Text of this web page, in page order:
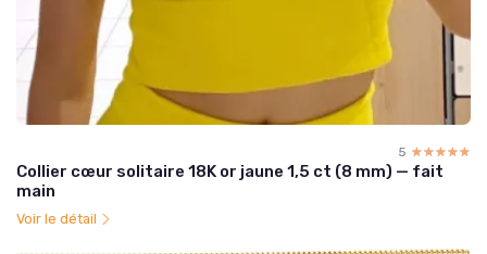
5 ☆☆☆☆☆
★★★★★
Collier cœur solitaire 18K or jaune 1,5 ct (8 mm) — fait
main
Voir le détail